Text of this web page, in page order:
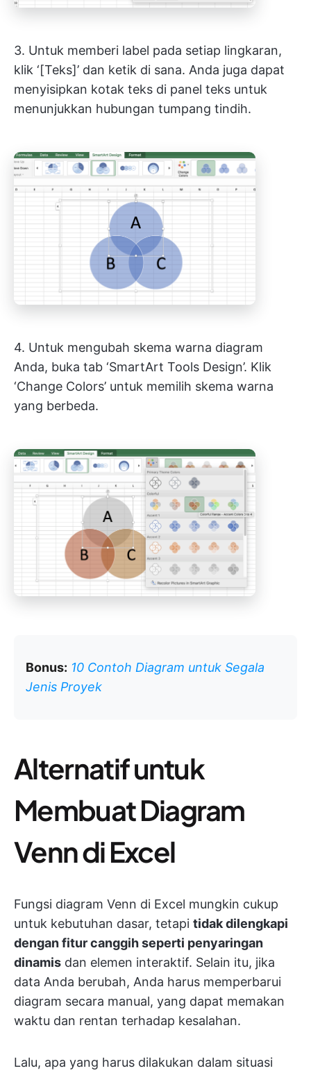
3. Untuk memberi label pada setiap lingkaran,
klik ‘[Teks]’ dan ketik di sana. Anda juga dapat
menyisipkan kotak teks di panel teks untuk
menunjukkan hubungan tumpang tindih.
4. Untuk mengubah skema warna diagram
Anda, buka tab ‘SmartArt Tools Design’. Klik
‘Change Colors’ untuk memilih skema warna
yang berbeda.
Bonus: 10 Contoh Diagram untuk Segala
Jenis Proyek
Alternatif untuk
Membuat Diagram
Venn di Excel
Fungsi diagram Venn di Excel mungkin cukup
untuk kebutuhan dasar, tetapi tidak dilengkapi
dengan fitur canggih seperti penyaringan
dinamis dan elemen interaktif. Selain itu, jika
data Anda berubah, Anda harus memperbarui
diagram secara manual, yang dapat memakan
waktu dan rentan terhadap kesalahan.
Lalu, apa yang harus dilakukan dalam situasi